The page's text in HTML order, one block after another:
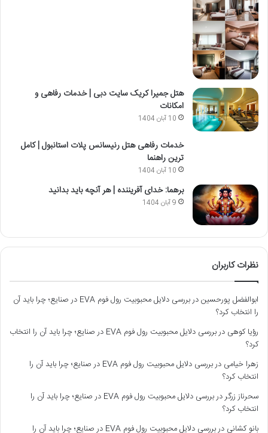
هتل جمیرا کریک سایت دبی | خدمات رفاهی و
امکانات
10 آبان 1404
خدمات رفاهی هتل رنیسانس پلات استانبول | کامل
ترین راهنما
10 آبان 1404
برهما: خدای آفریننده | هر آنچه باید بدانید
9 آبان 1404
نظرات کاربران
ابوالفضل پورحسیندر
بررسی دلایل محبوبیت رول فوم EVA در صنایع؛ چرا باید آن
را انتخاب کرد؟
رؤیا کوهی در
بررسی دلایل محبوبیت رول فوم EVA در صنایع؛ چرا باید آن را انتخاب
کرد؟
زهرا خیامی در
بررسی دلایل محبوبیت رول فوم EVA در صنایع؛ چرا باید آن را
انتخاب کرد؟
سحرناز زرگردر
بررسی دلایل محبوبیت رول فوم EVA در صنایع؛ چرا باید آن را
انتخاب کرد؟
بانو کشانی در بررسی دلایل محبوبیت رول فوم EVA در صنایع؛ چرا باید آن را